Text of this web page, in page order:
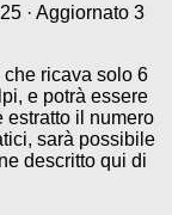
· Aggiornato 3
ricava solo 6
e potrà essere
estratto il numero
sarà possibile
descritto qui di